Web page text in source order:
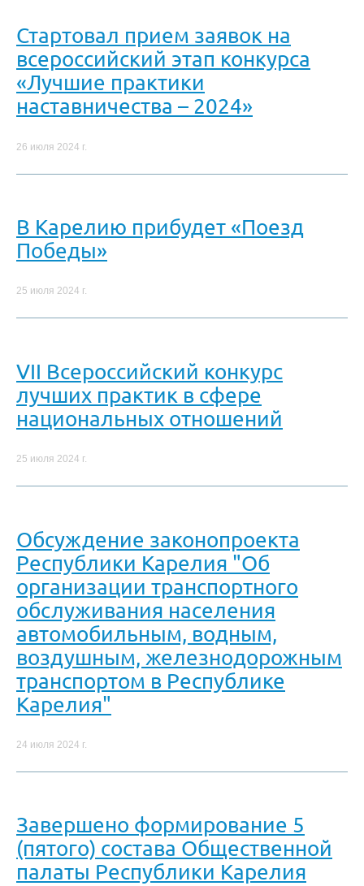
Стартовал прием заявок на
всероссийский этап конкурса
«Лучшие практики
наставничества – 2024»
26 июля 2024 г.
В Карелию прибудет «Поезд
Победы»
25 июля 2024 г.
VII Всероссийский конкурс
лучших практик в сфере
национальных отношений
25 июля 2024 г.
Обсуждение законопроекта
Республики Карелия "Об
организации транспортного
обслуживания населения
автомобильным, водным,
воздушным, железнодорожным
транспортом в Республике
Карелия"
24 июля 2024 г.
Завершено формирование 5
(пятого) состава Общественной
палаты Республики Карелия